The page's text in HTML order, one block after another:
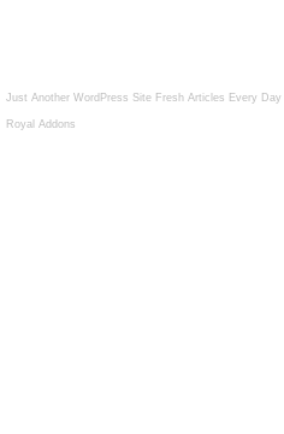
Just Another WordPress Site Fresh Articles Every Day
Royal Addons